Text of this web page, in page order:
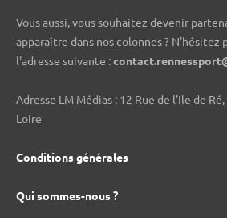
Vous aussi, vous souhaitez devenir
apparaître dans nos colonnes ? N'hésitez
l'adresse suivante :
Adresse LM Médias : 12 Rue de l'Ile de
Loire
Conditions générales
Qui sommes-nous ?